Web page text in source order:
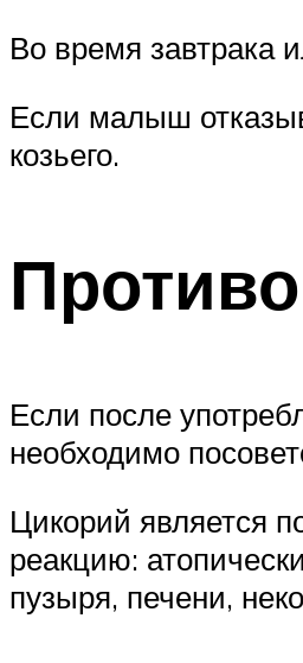
Во время завтрака
Если малыш
козьего.
Если после
необходимо
Цикорий является
реакцию:
пузыря, печени,